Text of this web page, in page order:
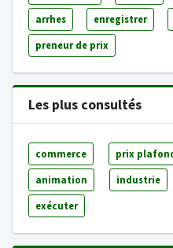
arrhes enregistrer
preneur de prix
Les plus consultés
commerce prix
animation industrie
exécuter